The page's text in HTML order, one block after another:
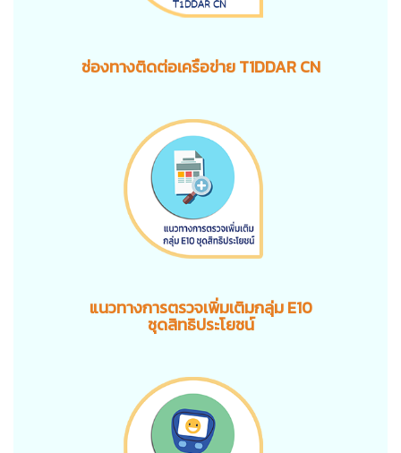
ช่องทางติดต่อเครือข่าย T1DDAR CN
แนวทางการตรวจเพิ่มเติมกลุ่ม E10
ชุดสิทธิประโยชน์